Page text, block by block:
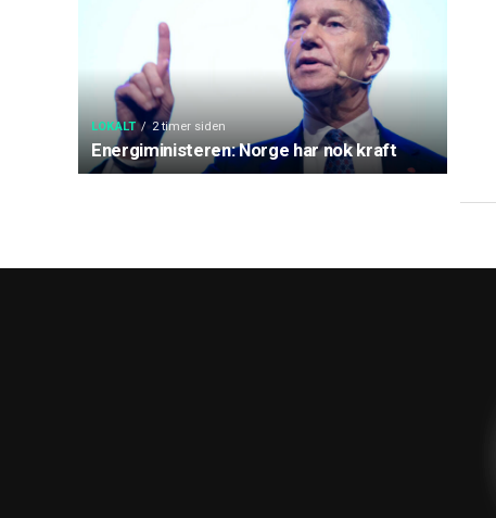
LOKALT 2 timer siden
Energiministeren: Norge har nok kraft